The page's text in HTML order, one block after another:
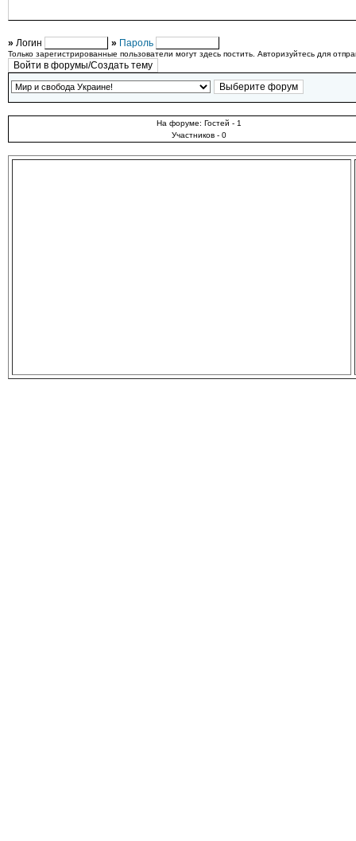
» Логин » Пароль
Только зарегистрированные пользователи могут здесь постить. Авторизуйтесь для
На форуме: Гостей - 1
Участников - 0